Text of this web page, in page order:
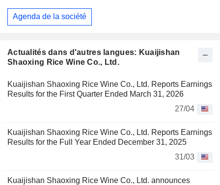
Actualités dans d'autres langues: Kuaijishan
Shaoxing Rice Wine Co., Ltd.
Kuaijishan Shaoxing Rice Wine Co., Ltd. Reports Earnings
Results for the First Quarter Ended March 31, 2026
27/04
Kuaijishan Shaoxing Rice Wine Co., Ltd. Reports Earnings
Results for the Full Year Ended December 31, 2025
31/03
Kuaijishan Shaoxing Rice Wine Co., Ltd. announces
Agenda de la société